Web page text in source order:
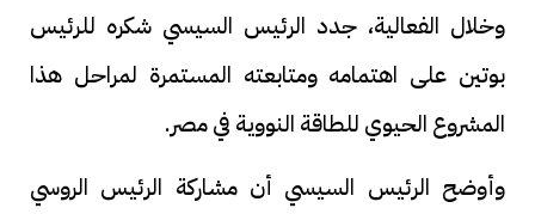
وخلال الفعالية، جدد الرئيس السيسي شكره للرئيس
بوتين على اهتمامه ومتابعته المستمرة لمراحل هذا
المشروع الحيوي للطاقة النووية في مصر.
وأوضح الرئيس السيسي أن مشاركة الرئيس الروسي